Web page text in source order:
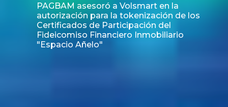
asesoró a Volsmart en la
para la tokenización de los
de Participación del
Financiero Inmobiliario
Añelo"